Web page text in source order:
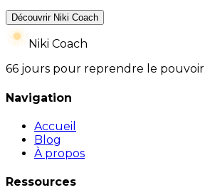
Découvrir Niki Coach
Niki Coach
66 jours pour reprendre le pouvoir
Navigation
Accueil
Blog
À propos
Ressources